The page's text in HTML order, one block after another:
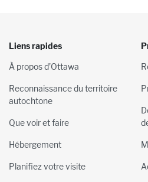
Liens rapides
À propos d’Ottawa
Reconnaissance du territoire
autochtone
Que voir et faire
Hébergement
Planifiez votre visite